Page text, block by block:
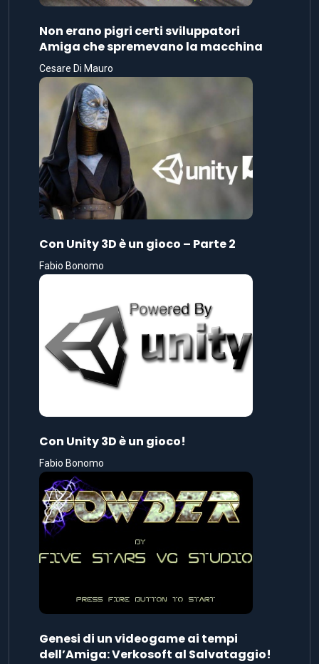
Non erano pigri certi sviluppatori
Amiga che spremevano la macchina
Cesare Di Mauro
Con Unity 3D è un gioco – Parte 2
Fabio Bonomo
Con Unity 3D è un gioco!
Fabio Bonomo
Genesi di un videogame ai tempi
dell’Amiga: Verkosoft al Salvataggio!